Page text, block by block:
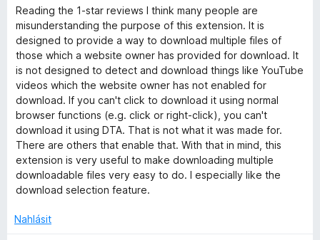
n
:
5
z
5
o
c
e
n
:
5
z
5
o
d
n
o
c
e
n
5
z
5
Reading the 1-star reviews I think many people are
misunderstanding the purpose of this extension. It is
designed to provide a way to download multiple files of
those which a website owner has provided for download. It
is not designed to detect and download things like YouTube
videos which the website owner has not enabled for
download. If you can't click to download it using normal
browser functions (e.g. click or right-click), you can't
download it using DTA. That is not what it was made for.
There are others that enable that. With that in mind, this
extension is very useful to make downloading multiple
downloadable files very easy to do. I especially like the
download selection feature.
Nahlásit